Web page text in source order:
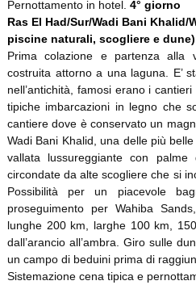
Pernottamento in hotel. 4° giorno
Ras El Had/Sur/Wadi Bani Khalid/
piscine naturali, scogliere e dune)
Prima colazione e partenza alla
costruita attorno a una laguna. E’
nell’antichità, famosi erano i
tipiche imbarcazioni in legno che
cantiere dove è conservato un
Wadi Bani Khalid, una delle più
vallata lussureggiante con
circondate da alte scogliere che si
Possibilità per un piacevole
proseguimento per Wahiba
lunghe 200 km, larghe 100 km,
dall’arancio all’ambra. Giro sulle
un campo di beduini prima di
Sistemazione cena tipica e